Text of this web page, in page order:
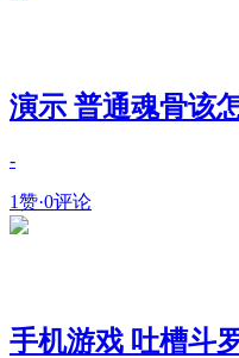
演示 普通魂骨该
-
1赞·0评论
手机游戏 吐槽斗